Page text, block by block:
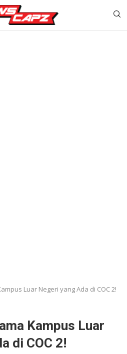
Luar Negeri yang Ada di COC 2!
Kampus Luar
di COC 2!